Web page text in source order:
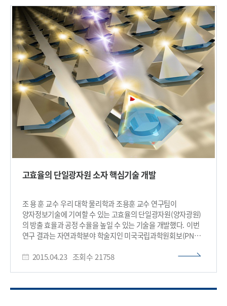
작동되는 광통신 대역의 위치 제어된 단일 광자원을 실험적으로
구현한데 이어서, 세계 최고 수준의 ‘구별불가능한 동일 광자’를
만드는 C-band 대역의 양자 광원을 잇달아 개발했다고 30일
밝혔다. 일반적인 손전등은 빛을 ‘우르르’ 쏟아내지만, 단일
광자원은 빛을 한 번에 딱 하나씩 꺼내는 장치다. 이 빛은 복사가
불가능하기에 도청이 거의 불가능한 양자 통신의 핵심 요소다.
또한, 만들어낸 광자들이 서로 완전히 똑같아 보일 정도로
동일하면 두 광자를 합쳤을 때 특이한 양자 효과(홍–오–만델
간섭, Hong-Ou-Mandel)가 나타나고, 이 효과는 양자 중계기,
양자 순간이동, 양자 네트워크 구축 등과 같은 미래 양자 인터넷의
필수 기술을 구현하는 바탕이 된다. 즉, ‘빛을 원하는 시점에
하나씩 만들고 (순도), 그 빛들을 완전히 똑같게 만드는 능력
(동일성)’이 양자 인터넷을 위한 양자 광원의 핵심 성능이다. ■
연구성과 1) 상온에서도 잘 작동하는 광통신 대역의 위치 조절된
단일 광자원 개발 연구팀은 상온에서도 잘 작동하는 단일
나오는 단일 광자에 주목했다. 하지만 이 기술은 결함이 아무
효율이 낮다는 문제가 있었다. 연구팀은 미세 패턴을 새긴
사파이어 기판(PSS)을 만들고 그 위에 GaN 박막을 성장시켜
빛이 나오는 결함의 위치를 원하는 대로 조절하고, 빛이 완전히
갇히지 않고 밖으로 잘 나오도록 만드는 데 성공했다. 그 결과,
상온에서도 통신용 파장대(1.1–1.35 µm)에서 단일 광자의
위치와 밀도를 제어하면서 보다 안정적으로 만들 수 있게 됐다. 이
연구는 김혜민 박사과정이 제 1저자로 참여했으며, 양자 기술
분야 국제 학술지인 ‘Advanced Quantum Technologies’
Distribution Control of Room-Temperature Single
고효율의 단일광자원 소자 핵심기술 개발
조 용 훈 교수 우리 대학 물리학과 조용훈 교수 연구팀이
양자정보기술에 기여할 수 있는 고효율의 단일광자원(양자광원)
의 방출 효율과 공정 수율을 높일 수 있는 기술을 개발했다. 이번
연구 결과는 자연과학분야 학술지인 미국국립과학원회보(PNAS:
13일자 온라인 판에 게재됐다. 빛은 보통 파동의 성질을 갖는
광원과는 달리 한 번에 한 개의 광자만 방출하는 소자이다. 반도체
2015.04.23 조회수 21758